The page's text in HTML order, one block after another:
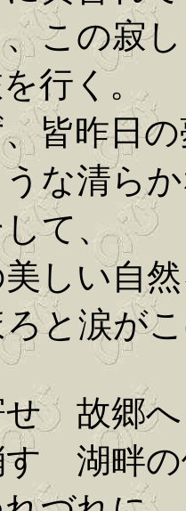
この寂
行く。
皆昨日の
な清ら
て、
しい自
と涙が
せ 故郷へ
す 湖畔の